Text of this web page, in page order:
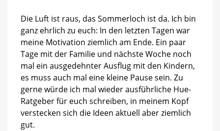
Die Luft ist raus, das Sommerloch ist da. Ich bin
ganz ehrlich zu euch: In den letzten Tagen war
meine Motivation ziemlich am Ende. Ein paar
Tage mit der Familie und nächste Woche noch
mal ein ausgedehnter Ausflug mit den Kindern,
es muss auch mal eine kleine Pause sein. Zu
gerne würde ich mal wieder ausführliche Hue-
Ratgeber für euch schreiben, in meinem Kopf
verstecken sich die Ideen aktuell aber ziemlich
gut.